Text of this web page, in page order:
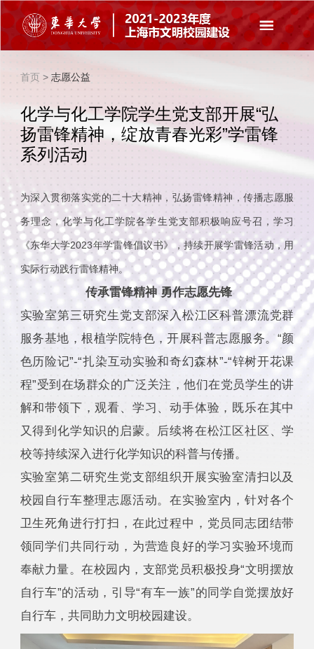
首页> 志愿公益
化学与化工学院学生党支部开展“弘
扬雷锋精神，绽放青春光彩”学雷锋
系列活动
为深入贯彻落实党的二十大精神，弘扬雷锋精神，传播志愿服
务理念，化学与化工学院各学生党支部积极响应号召，学习
《东华大学2023年学雷锋倡议书》，持续开展学雷锋活动，用
实际行动践行雷锋精神。
传承雷锋精神 勇作志愿先锋
实验室第三研究生党支部深入松江区科普漂流党群
服务基地，根植学院特色，开展科普志愿服务。“颜
色历险记”-“扎染互动实验和奇幻森林”-“锌树开花课
程”受到在场群众的广泛关注，他们在党员学生的讲
解和带领下，观看、学习、动手体验，既乐在其中
又得到化学知识的启蒙。后续将在松江区社区、学
校等持续深入进行化学知识的科普与传播。
实验室第二研究生党支部组织开展实验室清扫以及
校园自行车整理志愿活动。在实验室内，针对各个
卫生死角进行打扫，在此过程中，党员同志团结带
领同学们共同行动，为营造良好的学习实验环境而
奉献力量。在校园内，支部党员积极投身“文明摆放
自行车”的活动，引导“有车一族”的同学自觉摆放好
自行车，共同助力文明校园建设。